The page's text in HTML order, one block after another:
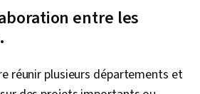
Gestion des coûts, Cadre de
des risques, Calendriers des projets,
prenantes, Fixation des objectifs,
entre les
réunir plusieurs départements et